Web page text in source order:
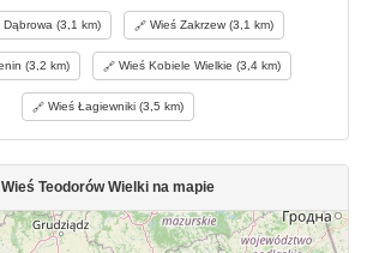
(3,1 km) Wieś Zakrzew (3,1 km)
(3,2 km) Wieś Kobiele Wielkie (3,4 km)
Wieś Łagiewniki (3,5 km)
Wieś Teodorów Wielki na mapie